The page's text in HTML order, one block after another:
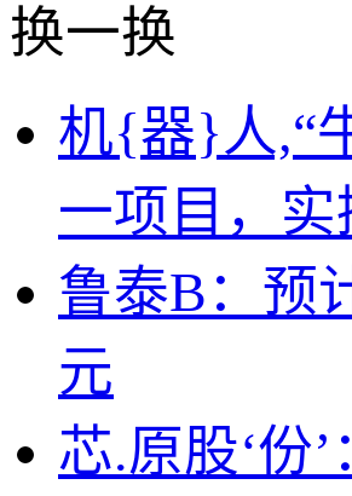
换一换
机{器}人,“
一项目，
鲁泰B：预
元
芯.原股‘份